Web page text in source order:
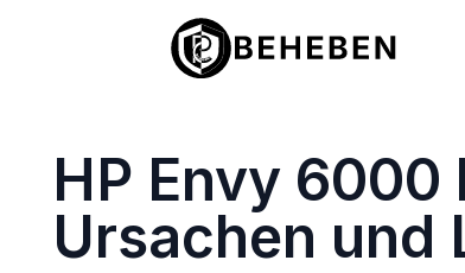
HP Envy 6000
Ursachen und